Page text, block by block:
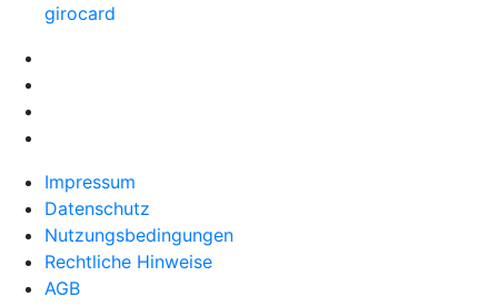
girocard
Impressum
Datenschutz
Nutzungsbedingungen
Rechtliche Hinweise
AGB